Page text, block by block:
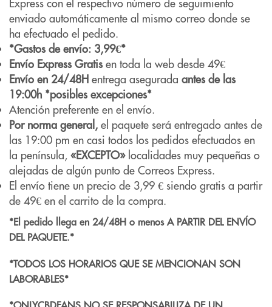
Express con el respectivo número de seguimiento
enviado automáticamente al mismo correo donde se
ha efectuado el pedido.
*Gastos de envío: 3,99€*
Envío Express Gratis en toda la web desde 49€
Envío en 24/48H entrega asegurada antes de las
19:00h *posibles excepciones*
Atención preferente en el envío.
Por norma general, el paquete será entregado antes de
las 19:00 pm en casi todos los pedidos efectuados en
la península, «EXCEPTO»localidades muy pequeñas o
alejadas de algún punto de Correos Express.
El envío tiene un precio de 3,99 € siendo gratis a partir
de 49€ en el carrito de la compra.
*El pedido llega en 24/48H o menos A PARTIR DEL ENVÍO
DEL PAQUETE.*
*TODOS LOS HORARIOS QUE SE MENCIONAN SON
LABORABLES*